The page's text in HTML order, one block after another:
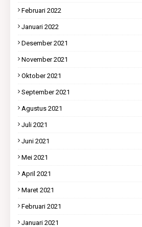
Februari 2022
Januari 2022
Desember 2021
November 2021
Oktober 2021
September 2021
Agustus 2021
Juli 2021
Juni 2021
Mei 2021
April 2021
Maret 2021
Februari 2021
Januari 2021